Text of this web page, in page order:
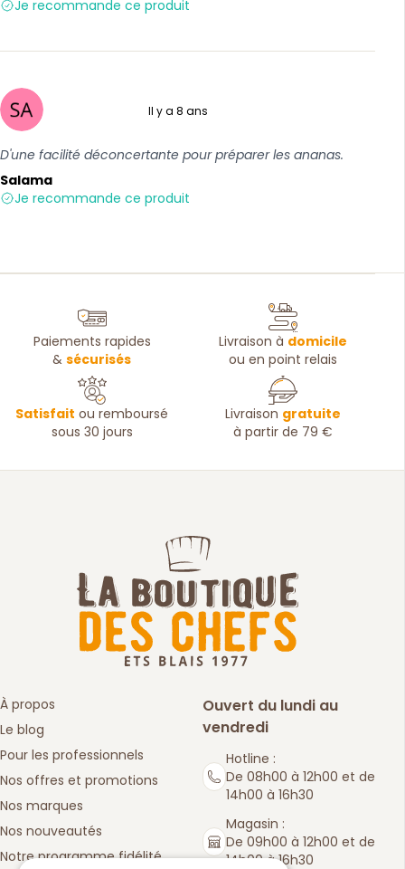
Je recommande ce produit
Il y a 8 ans
D'une facilité déconcertante pour préparer les ananas.
Salama
Je recommande ce produit
Paiements rapides
&sécurisés
Livraison à domicile
ou en point relais
Satisfait ou remboursé
sous 30 jours
Livraison gratuite
à partir de 79 €
À propos
Le blog
Pour les professionnels
Nos offres et promotions
Nos marques
Nos nouveautés
Notre programme fidélité
Ouvert du lundi au
vendredi
Hotline :
De 08h00 à 12h00 et de
14h00 à 16h30
Magasin :
De 09h00 à 12h00 et de
14h00 à 16h30